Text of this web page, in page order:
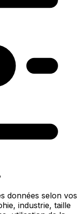
données selon vos
industrie, taille